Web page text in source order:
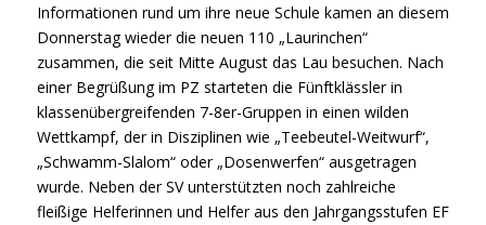
Informationen rund um ihre neue Schule kamen an diesem
Donnerstag wieder die neuen 110 „Laurinchen“
zusammen, die seit Mitte August das Lau besuchen. Nach
einer Begrüßung im PZ starteten die Fünftklässler in
klassenübergreifenden 7-8er-Gruppen in einen wilden
Wettkampf, der in Disziplinen wie „Teebeutel-Weitwurf“,
„Schwamm-Slalom“ oder „Dosenwerfen“ ausgetragen
wurde. Neben der SV unterstützten noch zahlreiche
fleißige Helferinnen und Helfer aus den Jahrgangsstufen EF